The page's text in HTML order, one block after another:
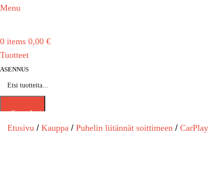
Menu
0 items 0,00 €
Tuotteet
ASENNUS
Search
Etusivu
Kauppa Puhelin liitännät soittimeen CarPlay /